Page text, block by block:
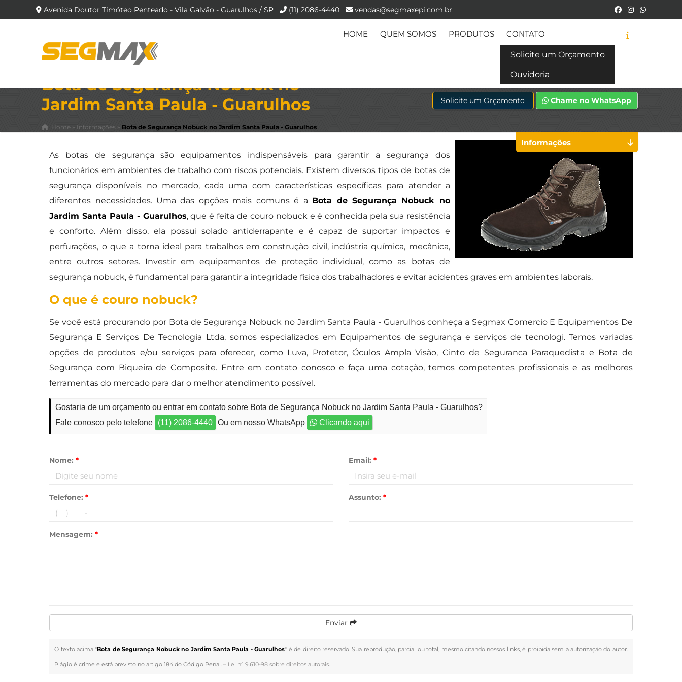
Avenida Doutor Timóteo Penteado - Vila Galvão - Guarulhos / SP (11) 2086-4440 vendas@segmaxepi.com.br
HOME QUEM SOMOS PRODUTOS CONTATO
Solicite um Orçamento
Ouvidoria
Bota de Segurança Nobuck no
Jardim Santa Paula - Guarulhos
Home » Informações » Bota de Segurança Nobuck no Jardim Santa Paula - Guarulhos
Solicite um Orçamento Chame no WhatsApp
As botas de segurança são equipamentos indispensáveis para garantir a segurança dos
funcionários em ambientes de trabalho com riscos potenciais. Existem diversos tipos de botas de
segurança disponíveis no mercado, cada uma com características específicas para atender a
diferentes necessidades. Uma das opções mais comuns é a Bota de Segurança Nobuck no
Jardim Santa Paula - Guarulhos, que é feita de couro nobuck e é conhecida pela sua resistência
e conforto. Além disso, ela possui solado antiderrapante e é capaz de suportar impactos e
perfurações, o que a torna ideal para trabalhos em construção civil, indústria química, mecânica,
entre outros setores. Investir em equipamentos de proteção individual, como as botas de
segurança nobuck, é fundamental para garantir a integridade física dos trabalhadores e evitar acidentes graves em ambientes laborais.
O que é couro nobuck?
Se você está procurando por Bota de Segurança Nobuck no Jardim Santa Paula - Guarulhos conheça a Segmax Comercio E Equipamentos De
Segurança E Serviços De Tecnologia Ltda, somos especializados em Equipamentos de segurança e serviços de tecnologi. Temos variadas
opções de produtos e/ou serviços para oferecer, como Luva, Protetor, Óculos Ampla Visão, Cinto de Seguranca Paraquedista e Bota de
Segurança com Biqueira de Composite. Entre em contato conosco e faça uma cotação, temos competentes profissionais e as melhores
ferramentas do mercado para dar o melhor atendimento possível.
Gostaria de um orçamento ou entrar em contato sobre Bota de Segurança Nobuck no Jardim Santa Paula - Guarulhos?
Fale conosco pelo telefone
(11) 2086-4440 Ou em nosso WhatsApp Clicando aqui
Nome:* Email: *
Telefone:* Assunto: *
Mensagem:*
Enviar
O texto acima "Bota de Segurança Nobuck no Jardim Santa Paula - Guarulhos" é de direito reservado. Sua reprodução, parcial ou total, mesmo citando nossos links, é proibida sem a autorização do autor.
Plágio é crime e está previsto no artigo 184 do Código Penal. – Lei n° 9.610-98 sobre direitos autorais.
Informações